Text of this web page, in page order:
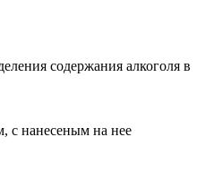
содержания алкоголя в
с нанесеным на нее